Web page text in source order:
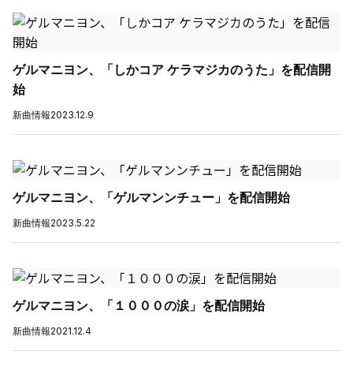
ゲルマニヨン、「しかコア ケラマジカのうた」を配信開
始
新曲情報2023.12.9
ゲルマニヨン、「ゲルマンンチュー」を配信開始
新曲情報2023.5.22
ゲルマニヨン、「１０００の涙」を配信開始
新曲情報2021.12.4